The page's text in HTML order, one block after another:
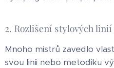
2. Rozlišení stylových linií
Mnoho mistrů zavedlo
svou linii nebo metodiku